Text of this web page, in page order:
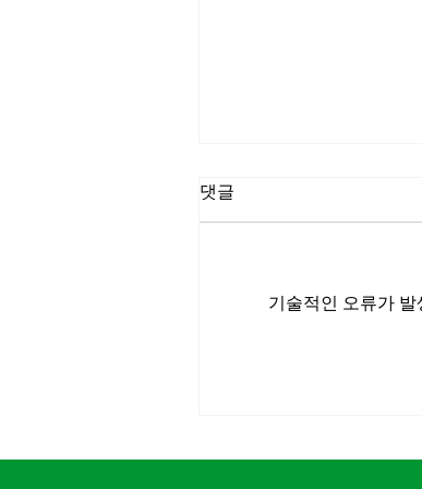
댓글
기술적인 오류가